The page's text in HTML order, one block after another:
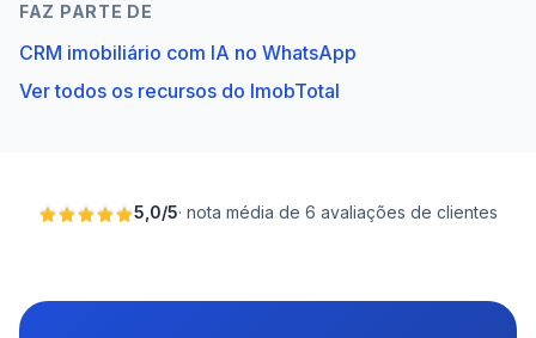
FAZ PARTE DE
CRM imobiliário com IA no WhatsApp
Ver todos os recursos do ImobTotal
5,0/5· nota média de 6 avaliações de clientes